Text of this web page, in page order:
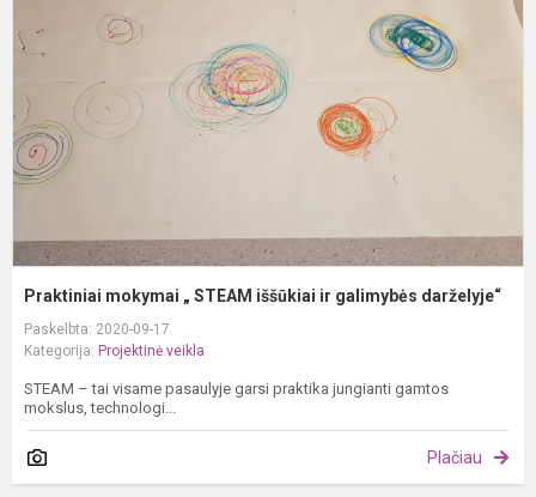
Praktiniai mokymai „ STEAM iššūkiai ir galimybės darželyje“
Paskelbta: 2020-09-17
Kategorija: Projektinė veikla
STEAM – tai visame pasaulyje garsi praktika jungianti gamtos
mokslus, technologi...
Plačiau